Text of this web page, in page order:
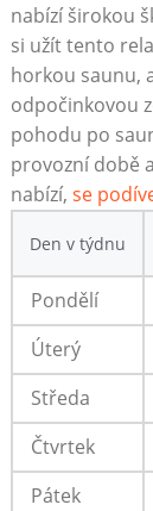
nabízí širokou
si užít tento
horkou saunu,
odpočinkovou
pohodu po
provozní době
nabízí, se
Den v týdnu
Pondělí
Úterý
Středa
Čtvrtek
Pátek